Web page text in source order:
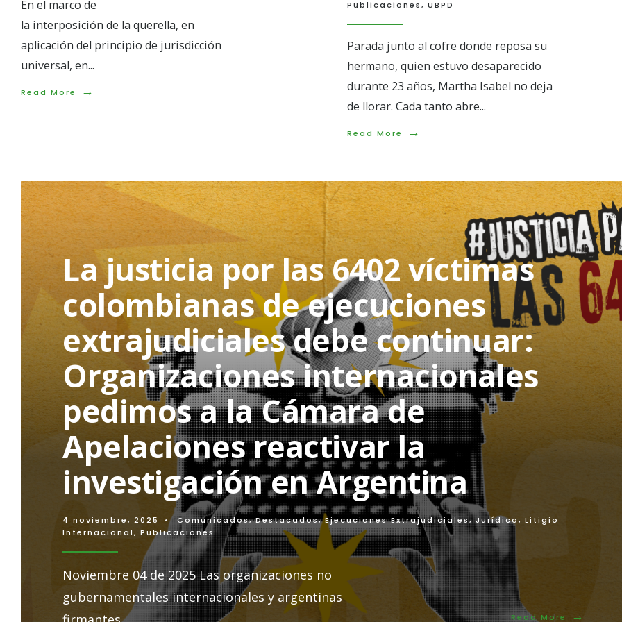
En el marco de
la interposición de la querella, en
aplicación del principio de jurisdicción
universal, en...
Read More →
Read
el
futuro
de
la
querella
en
contra
de
Álvaro
Uribe
por
casos
ejecuciones
extrajudiciales
Publicaciones,UBPD
Parada junto al cofre donde reposa su
hermano, quien estuvo desaparecido
durante 23 años, Martha Isabel no deja
de llorar. Cada tanto abre...
Read More →
Read
décadas
de
búsqueda,
Martha
Castaño
recibió
dignamente
el
cuerpo
de
su
hermano
en
Medellín
La justicia por las 6402 víctimas
colombianas de ejecuciones
extrajudiciales debe continuar:
Organizaciones internacionales
pedimos a la Cámara de
Apelaciones reactivar la
investigación en Argentina
4 noviembre, 2025 • Comunicados,Destacados,Ejecuciones Extrajudiciales,Jurídico, Litigio
Internacional, Publicaciones
Noviembre 04 de 2025 Las organizaciones no
gubernamentales internacionales y argentinas
Read More →
Read